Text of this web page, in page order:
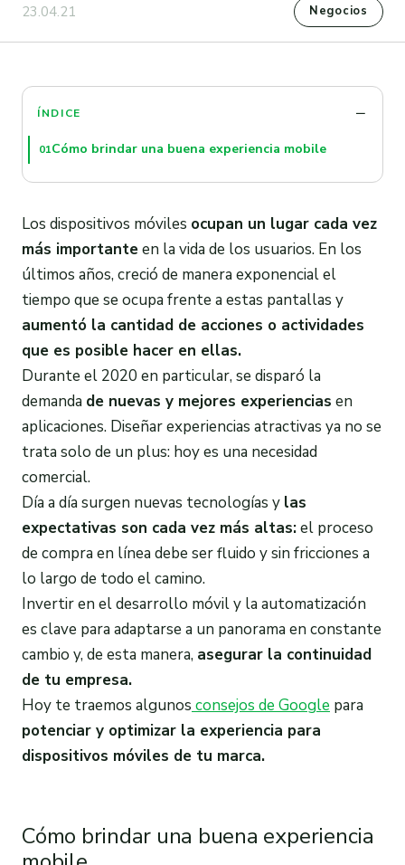
23.04.21 Negocios
ÍNDICE
01Cómo brindar una buena experiencia mobile
Los dispositivos móviles ocupan un lugar cada vez
más importanteen la vida de los usuarios. En los
últimos años, creció de manera exponencial el
tiempo que se ocupa frente a estas pantallas y
aumentó la cantidad de acciones o actividades
que es posible hacer en ellas.
Durante el 2020 en particular, se disparó la
demanda de nuevas y mejores experiencias en
aplicaciones. Diseñar experiencias atractivas ya no se
trata solo de un plus: hoy es una necesidad
comercial.
Día a día surgen nuevas tecnologías y las
expectativas son cada vez más altas:el proceso
de compra en línea debe ser fluido y sin fricciones a
lo largo de todo el camino.
Invertir en el desarrollo móvil y la automatización
es clave para adaptarse a un panorama en constante
cambio y, de esta manera, asegurar la continuidad
de tu empresa.
Hoy te traemos algunos consejos de Google para
potenciar y optimizar la experiencia para
dispositivos móviles de tu marca.
Cómo brindar una buena experiencia